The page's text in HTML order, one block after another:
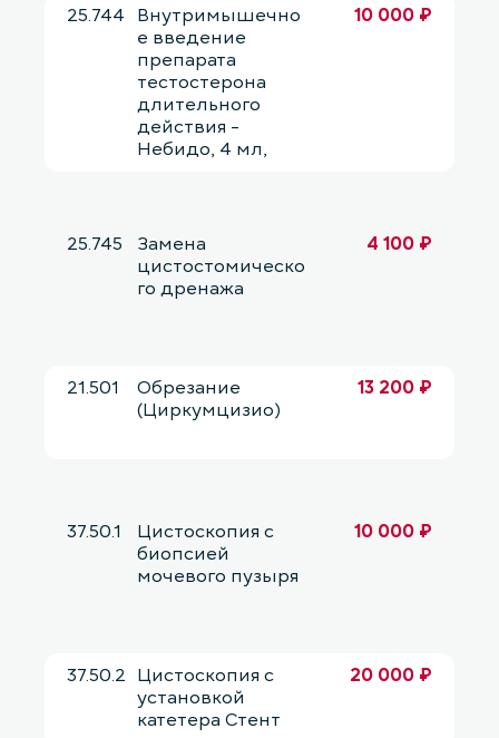
25.744 Внутримышечно
е введение
препарата
тестостерона
длительного
действия -
Небидо, 4 мл,
10 000 ₽
25.745
Замена
цистостомическо
го дренажа
4 100 ₽
21.501
Обрезание
(Циркумцизио)
13 200 ₽
37.50.1
Цистоскопия с
биопсией
мочевого пузыря
10 000 ₽
37.50.2 Цистоскопия с
установкой
катетера Стент
20 000 ₽